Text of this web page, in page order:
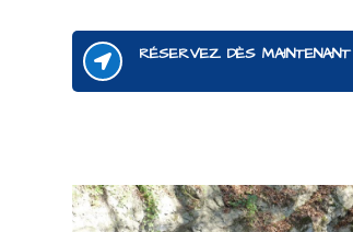
 RÉSERVEZ DÈS MAINTENANT